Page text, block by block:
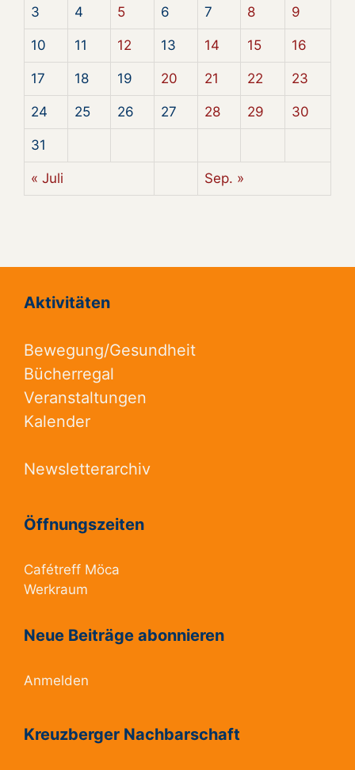
3 4 5 6 7 8 9
10 11 12 13 14 15 16
17 18 19 20 21 22 23
24 25 26 27 28 29 30
31
« Juli Sep. »
Aktivitäten
Bewegung/Gesundheit
Bücherregal
Veranstaltungen
Kalender
Newsletterarchiv
Öffnungszeiten
Cafétreff Möca
Werkraum
Neue Beiträge abonnieren
Anmelden
Kreuzberger Nachbarschaft